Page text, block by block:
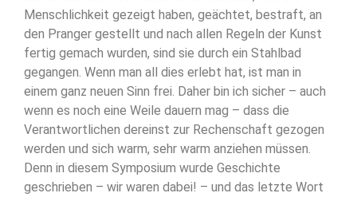
Menschlichkeit gezeigt haben, geächtet, bestraft, an
den Pranger gestellt und nach allen Regeln der Kunst
fertig gemach wurden, sind sie durch ein Stahlbad
gegangen. Wenn man all dies erlebt hat, ist man in
einem ganz neuen Sinn frei. Daher bin ich sicher – auch
wenn es noch eine Weile dauern mag – dass die
Verantwortlichen dereinst zur Rechenschaft gezogen
werden und sich warm, sehr warm anziehen müssen.
Denn in diesem Symposium wurde Geschichte
geschrieben – wir waren dabei! – und das letzte Wort